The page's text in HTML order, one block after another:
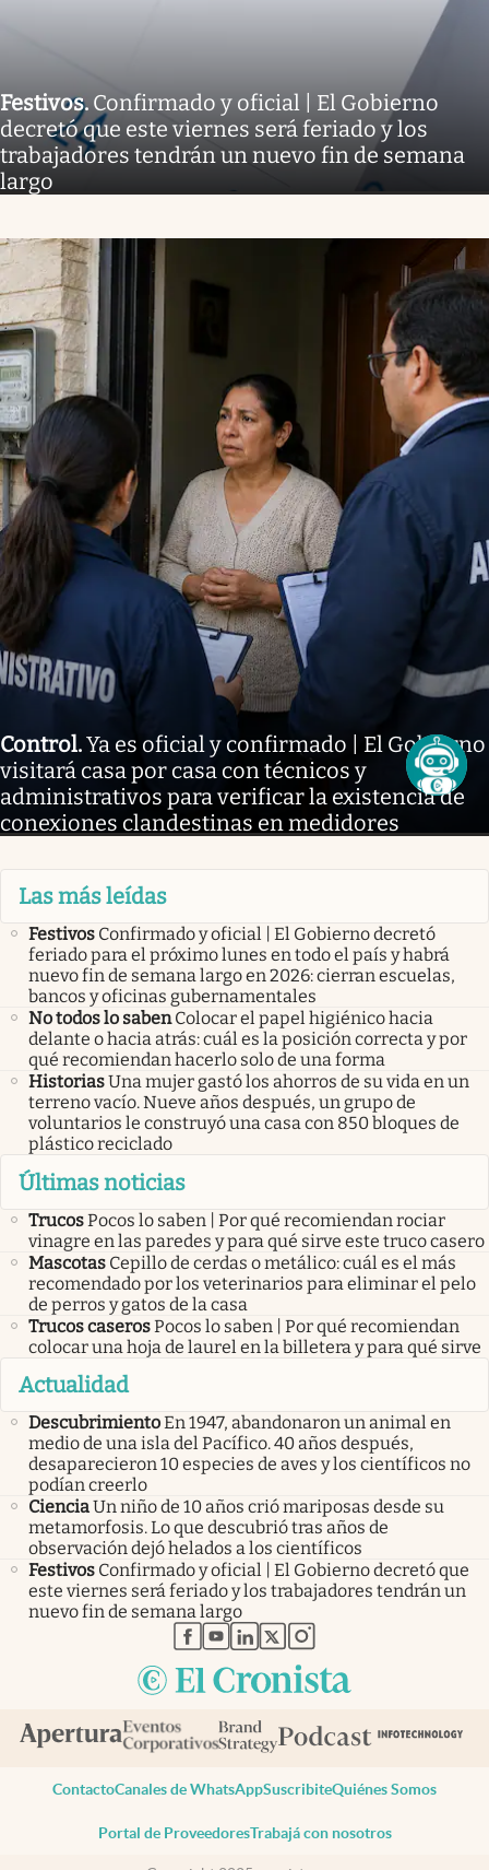
Festivos. Confirmado y oficial | El Gobierno
decretó que este viernes será feriado y los
trabajadores tendrán un nuevo fin de semana
largo
Control.Ya es oficial y confirmado | El Gobierno
visitará casa por casa con técnicos y
administrativos para verificar la existencia de
conexiones clandestinas en medidores
Las más leídas
Festivos Confirmado y oficial | El Gobierno decretó
feriado para el próximo lunes en todo el país y habrá
nuevo fin de semana largo en 2026: cierran escuelas,
bancos y oficinas gubernamentales
No todos lo saben Colocar el papel higiénico hacia
delante o hacia atrás: cuál es la posición correcta y por
qué recomiendan hacerlo solo de una forma
HistoriasUna mujer gastó los ahorros de su vida en un
terreno vacío. Nueve años después, un grupo de
voluntarios le construyó una casa con 850 bloques de
plástico reciclado
Últimas noticias
TrucosPocos lo saben | Por qué recomiendan rociar
vinagre en las paredes y para qué sirve este truco casero
Mascotas Cepillo de cerdas o metálico: cuál es el más
recomendado por los veterinarios para eliminar el pelo
de perros y gatos de la casa
Trucos caserosPocos lo saben | Por qué recomiendan
colocar una hoja de laurel en la billetera y para qué sirve
Actualidad
DescubrimientoEn 1947, abandonaron un animal en
medio de una isla del Pacífico. 40 años después,
desaparecieron 10 especies de aves y los científicos no
podían creerlo
CienciaUn niño de 10 años crió mariposas desde su
metamorfosis. Lo que descubrió tras años de
observación dejó helados a los científicos
Festivos Confirmado y oficial | El Gobierno decretó que
este viernes será feriado y los trabajadores tendrán un
nuevo fin de semana largo
abre en nueva pestaña
abre en nueva pestaña
abre en nueva pestaña
abre en nueva pestaña
abre en nueva pestaña
ContactoCanales de WhatsAppSuscribiteQuiénes Somos
Portal de ProveedoresTrabajá con nosotros